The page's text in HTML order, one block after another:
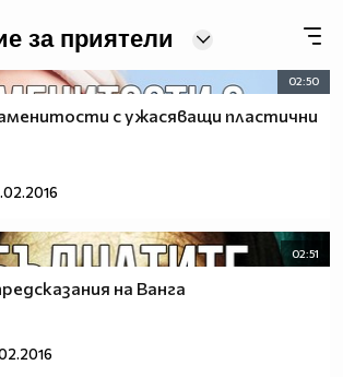
за приятели
02:50
с ужасяващи пластични
02:51
на Ванга